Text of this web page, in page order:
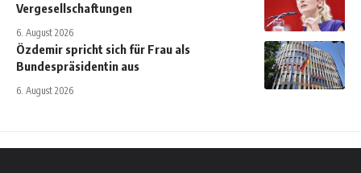
Vergesellschaftungen
6. August 2026
Özdemir spricht sich für Frau als
Bundespräsidentin aus
6. August 2026